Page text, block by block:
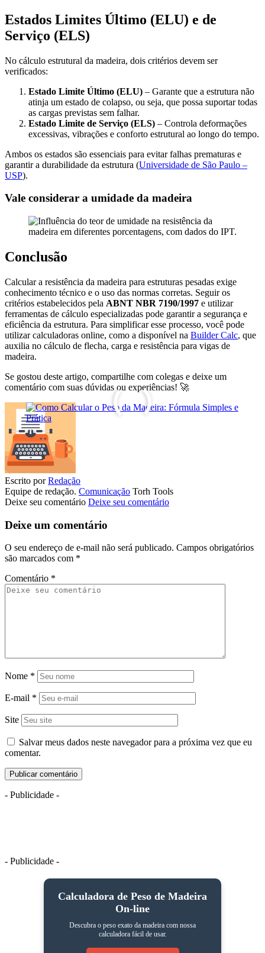
Estados Limites Último (ELU) e de
Serviço (ELS)
No cálculo estrutural da madeira, dois critérios devem ser
verificados:
Estado Limite Último (ELU) – Garante que a estrutura não
atinja um estado de colapso, ou seja, que possa suportar todas
as cargas previstas sem falhar.
Estado Limite de Serviço (ELS) – Controla deformações
excessivas, vibrações e conforto estrutural ao longo do tempo.
Ambos os estados são essenciais para evitar falhas prematuras e
garantir a durabilidade da estrutura (Universidade de São Paulo –
USP).
Vale considerar a umidade da madeira
Conclusão
Calcular a resistência da madeira para estruturas pesadas exige
conhecimento técnico e o uso das normas corretas. Seguir os
critérios estabelecidos pela ABNT NBR 7190/1997 e utilizar
ferramentas de cálculo especializadas pode garantir a segurança e
eficiência da estrutura. Para simplificar esse processo, você pode
utilizar calculadoras online, como a disponível na Builder Calc, que
auxilia no cálculo de flecha, carga e resistência para vigas de
madeira.
Se gostou deste artigo, compartilhe com colegas e deixe um
comentário com suas dúvidas ou experiências! 🚀
Escrito por Redação
Equipe de redação. Comunicação Torh Tools
Deixe seu comentário Deixe seu comentário
Deixe um comentário
O seu endereço de e-mail não será publicado. Campos obrigatórios
são marcados com *
Comentário *
Nome *
E-mail *
Site
Salvar meus dados neste navegador para a próxima vez que eu
comentar.
- Publicidade -
- Publicidade -
Calculadora de Peso de Madeira
On-line
Descubra o peso exato da madeira com nossa
calculadora fácil de usar.